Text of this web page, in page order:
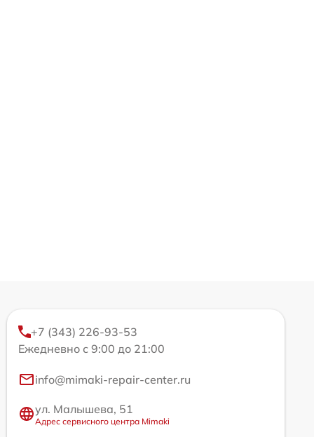
+7 (343) 226-93-53
Ежедневно с 9:00 до 21:00
info@mimaki-repair-center.ru
ул. Малышева, 51
Адрес сервисного центра Mimaki